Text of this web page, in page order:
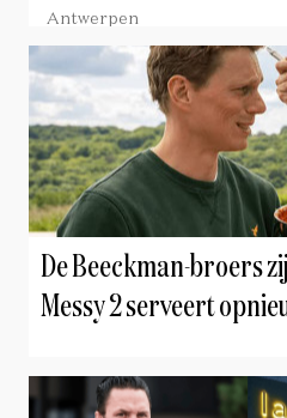
Veuve Clicquot
Antwerpen
De Beeckman-broers
Messy 2 serveert